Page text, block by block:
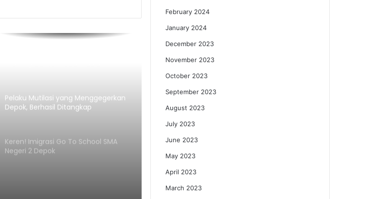
Pelaku Mutilasi yang Menggegerkan
Depok, Berhasil Ditangkap
Keren! Imigrasi Go To School SMA
Negeri 2 Depok
February 2024
January 2024
December 2023
November 2023
October 2023
September 2023
August 2023
July 2023
June 2023
May 2023
April 2023
March 2023